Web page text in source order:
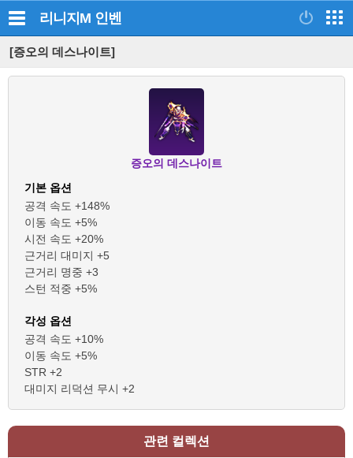
리니지M 인벤
[증오의 데스나이트]
증오의 데스나이트
기본 옵션
공격 속도 +148%
이동 속도 +5%
시전 속도 +20%
근거리 대미지 +5
근거리 명중 +3
스턴 적중 +5%
각성 옵션
공격 속도 +10%
이동 속도 +5%
STR +2
대미지 리덕션 무시 +2
관련 컬렉션